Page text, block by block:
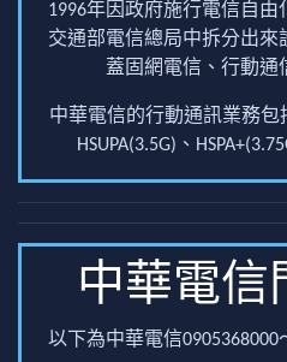
1996年因政府施行電信自
交通部電信總局中拆分出來
蓋固網電信、行動通
中華電信的行動通訊業務包
HSUPA(3.5G)、
中華電信
以下為中華電信0905368000